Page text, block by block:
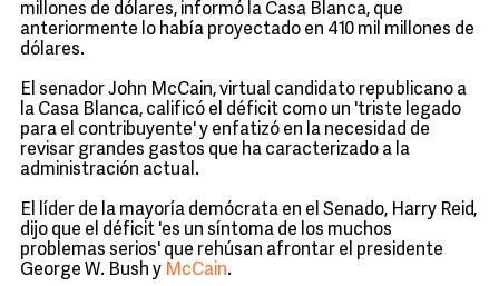
millones de dólares, informó la Casa Blanca, que
anteriormente lo había proyectado en 410 mil millones de
dólares.
El senador John McCain, virtual candidato republicano a
la Casa Blanca, calificó el déficit como un 'triste legado
para el contribuyente' y enfatizó en la necesidad de
revisar grandes gastos que ha caracterizado a la
administración actual.
El líder de la mayoría demócrata en el Senado, Harry Reid,
dijo que el déficit 'es un síntoma de los muchos
problemas serios' que rehúsan afrontar el presidente
George W. Bush y McCain.